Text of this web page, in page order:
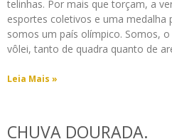
telinhas. Por mais que torçam, a
esportes coletivos e uma medalha
somos um país olímpico. Somos,
vôlei, tanto de quadra quanto de
Leia Mais »
CHUVA DOURADA.